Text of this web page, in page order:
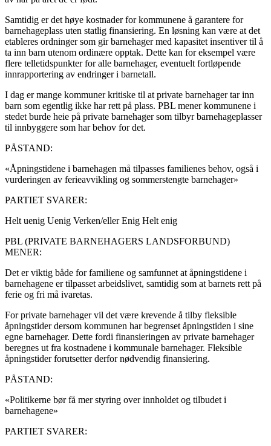
Samtidig er det høye kostnader for kommunene å garantere for
barnehageplass uten statlig finansiering. En løsning kan være at det
etableres ordninger som gir barnehager med kapasitet insentiver til å
ta inn barn utenom ordinære opptak. Dette kan for eksempel være
flere telletidspunkter for alle barnehager, eventuelt fortløpende
innrapportering av endringer i barnetall.
I dag er mange kommuner kritiske til at private barnehager tar inn
barn som egentlig ikke har rett på plass. PBL mener kommunene i
stedet burde heie på private barnehager som tilbyr barnehageplasser
til innbyggere som har behov for det.
PÅSTAND:
«Åpningstidene i barnehagen må tilpasses familienes behov, også i
vurderingen av ferieavvikling og sommerstengte barnehager»
PARTIET SVARER:
Helt uenig Uenig Verken/ellerEnig Helt enig
PBL (PRIVATE BARNEHAGERS LANDSFORBUND)
MENER:
Det er viktig både for familiene og samfunnet at åpningstidene i
barnehagene er tilpasset arbeidslivet, samtidig som at barnets rett på
ferie og fri må ivaretas.
For private barnehager vil det være krevende å tilby fleksible
åpningstider dersom kommunen har begrenset åpningstiden i sine
egne barnehager. Dette fordi finansieringen av private barnehager
beregnes ut fra kostnadene i kommunale barnehager. Fleksible
åpningstider forutsetter derfor nødvendig finansiering.
PÅSTAND:
«Politikerne bør få mer styring over innholdet og tilbudet i
barnehagene»
PARTIET SVARER: